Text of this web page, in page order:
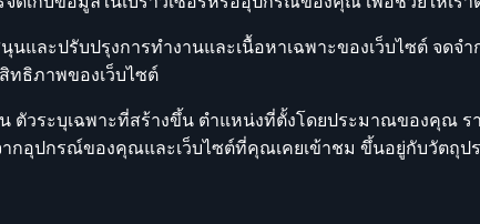
และปรับปรุงการทำงานและเนื้อหาเฉพาะของเว็บไซต์ จดจ
ทธิภาพของเว็บไซต์
ตัวระบุเฉพาะที่สร้างขึ้น ตำแหน่งที่ตั้งโดยประมาณของคุณ ร
ากอุปกรณ์ของคุณและเว็บไซต์ที่คุณเคยเข้าชม ขึ้นอยู่กับวัตถุ